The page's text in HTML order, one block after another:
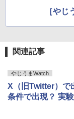
［や
関連記事
やじうまWatch
X（旧Twitter）で
条件で出現？ 実